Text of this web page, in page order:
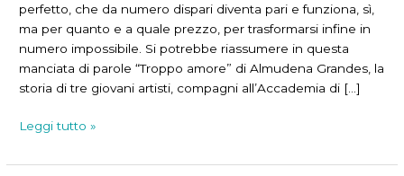
perfetto, che da numero dispari diventa pari e funziona, sì,
ma per quanto e a quale prezzo, per trasformarsi infine in
numero impossibile. Si potrebbe riassumere in questa
manciata di parole “Troppo amore” di Almudena Grandes, la
storia di tre giovani artisti, compagni all’Accademia di […]
Castelli
carta
Leggi tutto »